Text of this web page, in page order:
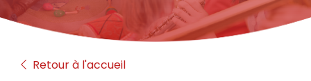
Retour à l'accueil